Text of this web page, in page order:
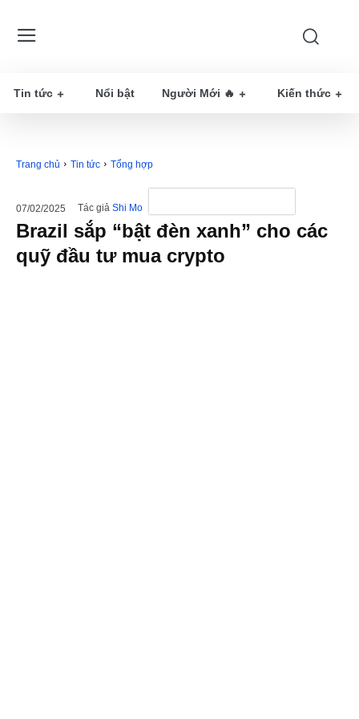
Tin tức Nổi bật Người Mới 🔥 Kiến thức
Trang chủ Tin tức Tổng hợp
07/02/2025 Tác giả Shi Mo
Brazil sắp “bật đèn xanh” cho các
quỹ đầu tư mua crypto